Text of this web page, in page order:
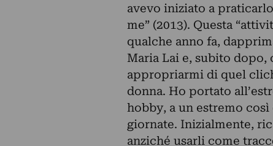
avevo iniziato a
me” (2013). Questa
qualche anno fa,
Maria Lai e, subito
appropriarmi di quel
donna. Ho portato
hobby, a un estremo
giornate. Inizialmente,
anziché usarli come